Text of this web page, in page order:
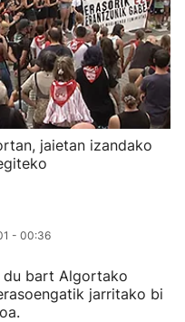
jaietan izandako
- 00:36
bart Algortako
jarritako bi